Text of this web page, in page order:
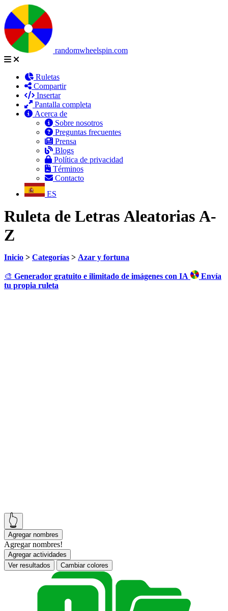
randomwheelspin.com
Ruletas
Compartir
Insertar
Pantalla completa
Acerca de
Sobre nosotros
Preguntas frecuentes
Prensa
Blogs
Política de privacidad
Términos
Contacto
ES
Ruleta de Letras Aleatorias A-
Z
Inicio > Categorías > Azar y fortuna
🎨 Generador gratuito e ilimitado de imágenes con IA
Envía
tu propia ruleta
👆
Agregar nombres
Agregar nombres!
Agregar actividades
Ver resultados
Cambiar colores